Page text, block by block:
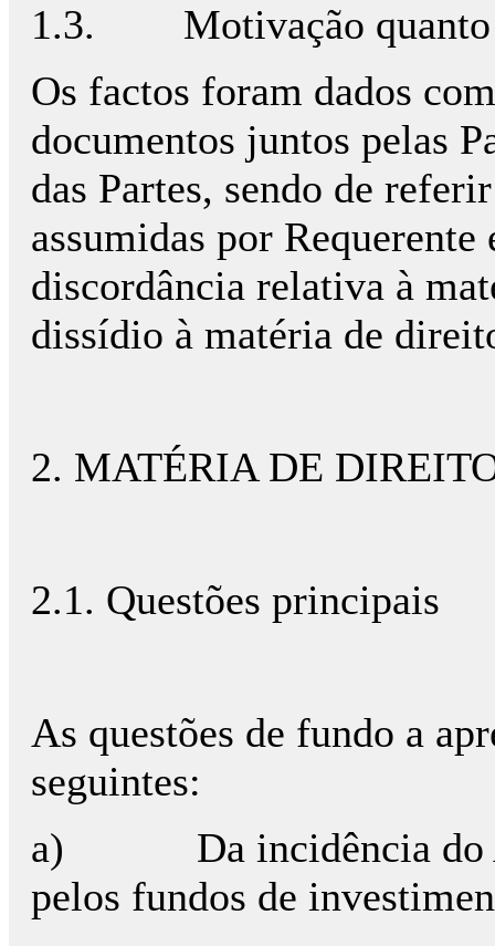
1.3.
Motivação
Os factos foram dados
documentos juntos pelas
das Partes, sendo de
assumidas por
discordância relativa à
dissídio à matéria de
2. MATÉRIA DE
2.1. Questões principais
As questões de fundo a
seguintes:
a)
Da incidência
pelos fundos de